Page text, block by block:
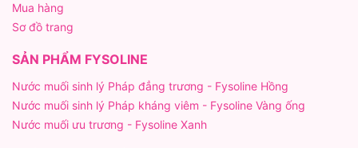
Mua hàng
Sơ đồ trang
SẢN PHẨM FYSOLINE
Nước muối sinh lý Pháp đẳng trương - Fysoline Hồng
Nước muối sinh lý Pháp kháng viêm - Fysoline Vàng ống
Nước muối ưu trương - Fysoline Xanh